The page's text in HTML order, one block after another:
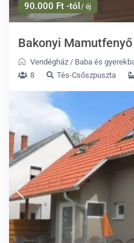
90.000 Ft -tól / éj
Bakonyi
Vendégház / Baba és
8
Tés-Csőszpuszta